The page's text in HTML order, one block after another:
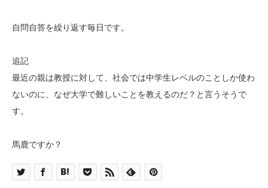
自問自答を繰り返す毎日です。
追記
最近の親は教授に対して、社会では中学生レベルのことしか使わ
ないのに、なぜ大学で難しいことを教えるのだ？と言うそうで
す。
馬鹿ですか？